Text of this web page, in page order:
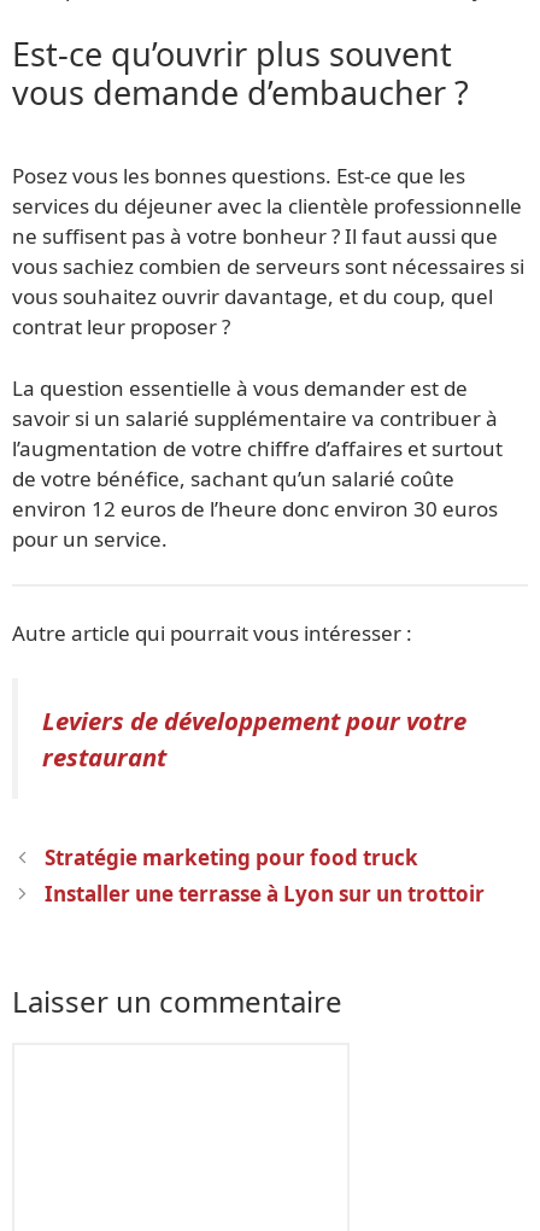
Est-ce qu’ouvrir plus souvent
vous demande d’embaucher ?
Posez vous les bonnes questions. Est-ce que les
services du déjeuner avec la clientèle professionnelle
ne suffisent pas à votre bonheur ? Il faut aussi que
vous sachiez combien de serveurs sont nécessaires si
vous souhaitez ouvrir davantage, et du coup, quel
contrat leur proposer ?
La question essentielle à vous demander est de
savoir si un salarié supplémentaire va contribuer à
l’augmentation de votre chiffre d’affaires et surtout
de votre bénéfice, sachant qu’un salarié coûte
environ 12 euros de l’heure donc environ 30 euros
pour un service.
Autre article qui pourrait vous intéresser :
Leviers de développement pour votre
restaurant
Navigation
des
Stratégie marketing pour food truck
Installer une terrasse à Lyon sur un trottoir
Laisser un commentaire